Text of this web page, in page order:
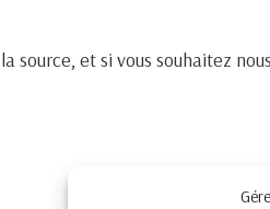
et si vous souhaitez